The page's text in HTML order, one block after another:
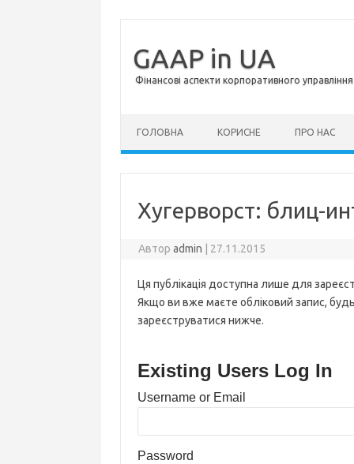
GAAP in UA
Фінансові аспекти корпоративного
ГОЛОВНА КОРИСНЕ ПРО НАС
Хугерворст: блиц-
Авторadmin 27.11.2015
Ця публікація доступна лише для
Якщо ви вже маєте обліковий запис,
зареєструватися нижче.
Existing Users Log In
Username or Email
Password